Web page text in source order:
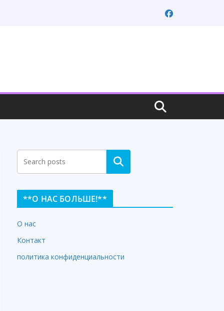
Search
**О НАС БОЛЬШЕ!**
О нас
Контакт
политика конфиденциальности